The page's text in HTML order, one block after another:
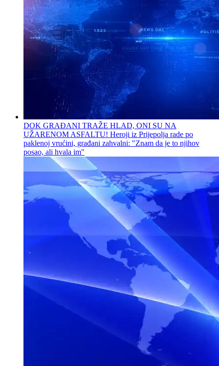
DOK GRAĐANI TRAŽE HLAD, ONI SU NA
UŽARENOM ASFALTU! Heroji iz Prijepolja rade po
paklenoj vrućini, građani zahvalni: "Znam da je to njihov
posao, ali hvala im"